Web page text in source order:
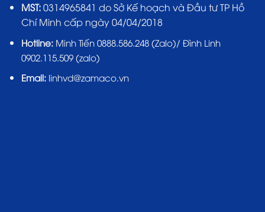
MST:0314965841 do Sở Kế hoạch và Đầu tư TP Hồ
Chí Minh cấp ngày 04/04/2018
Hotline: Minh Tiến 0888.586.248 (Zalo)/ Đình Linh
0902.115.509 (zalo)
Email:linhvd@zamaco.vn